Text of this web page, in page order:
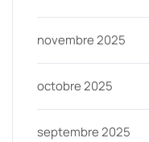
novembre 2025
octobre 2025
septembre 2025